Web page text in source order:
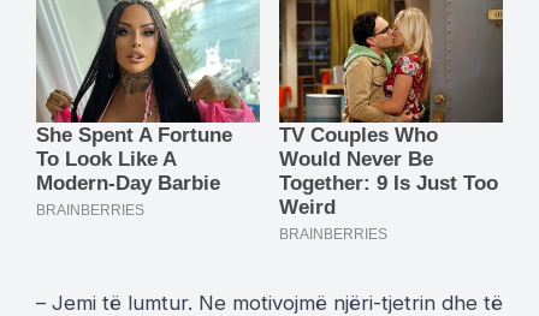
– Jemi të lumtur. Ne motivojmë njëri-tjetrin dhe të